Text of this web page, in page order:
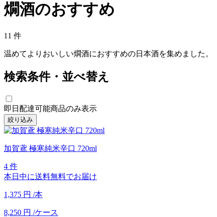
燗酒のおすすめ
11 件
温めてよりおいしい燗酒におすすめの日本酒を集めました。
検索条件・並べ替え
即日配達可能商品のみ表示
絞り込み
加賀鳶 極寒純米辛口 720ml
4 件
本日中に送料無料でお届け
1,375 円 /本
8,250 円 /ケース